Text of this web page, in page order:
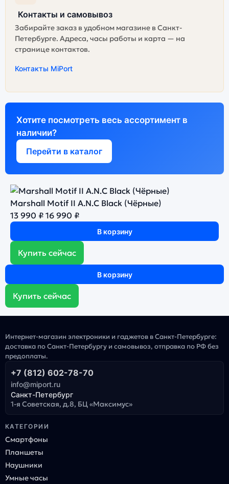
Контакты и самовывоз
Забирайте заказ в удобном магазине в Санкт-
Петербурге. Адреса, часы работы и карта — на
странице контактов.
Контакты MiPort
Хотите посмотреть весь ассортимент в
наличии?
Перейти в каталог
Marshall Motif II A.N.C Black (Чёрные)
13 990 ₽ 16 990 ₽
В корзину
Купить сейчас
В корзину
Купить сейчас
Интернет-магазин электроники и гаджетов в Санкт-Петербурге:
доставка по Санкт-Петербургу и самовывоз, отправка по РФ без
предоплаты.
+7 (812) 602-78-70
info@miport.ru
Санкт-Петербург
1-я Советская, д.8, БЦ «Максимус»
КАТЕГОРИИ
Смартфоны
Планшеты
Наушники
Умные часы